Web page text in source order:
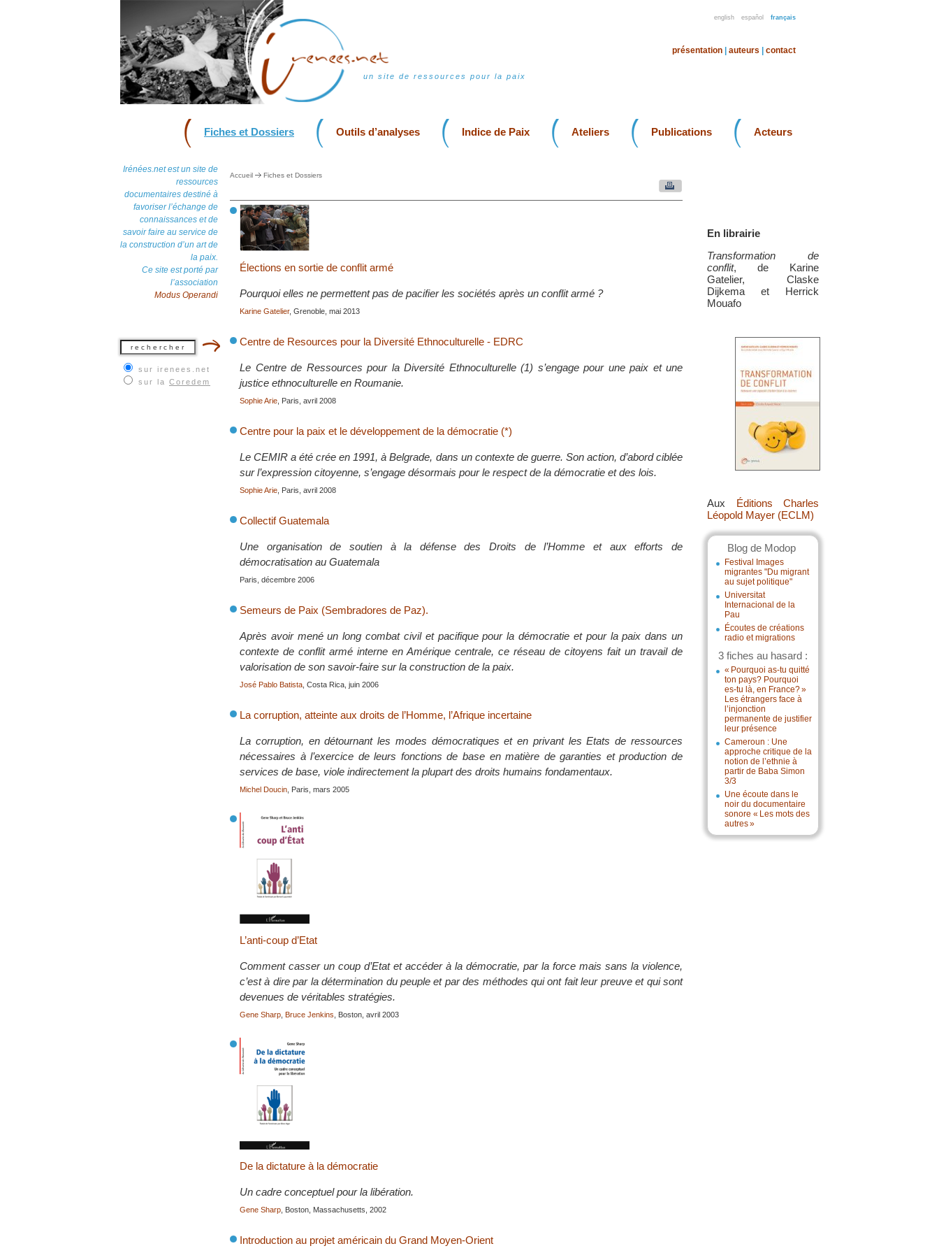
english español français
un site de ressources pour la paix
présentation auteurs contact
Fiches et Dossiers Outils d’analyses Indice de Paix Ateliers Publications Acteurs
Irénées.net est un site de
ressources
documentaires destiné à
favoriser l’échange de
connaissances et de
savoir faire au service de
la construction d’un art de
la paix.
Ce site est porté par
l’association
Modus Operandi
sur irenees.net
sur la Coredem
En librairie
Transformation de
conflit, de Karine
Gatelier, Claske
Dijkema et Herrick
Mouafo
Aux Éditions Charles
Léopold Mayer (ECLM)
Blog de Modop
Festival Images
migrantes "Du migrant
au sujet politique"
Universitat
Internacional de la
Pau
Écoutes de créations
radio et migrations
3 fiches au hasard :
« Pourquoi as-tu quitté
ton pays? Pourquoi
es-tu là, en France? »
Les étrangers face à
l’injonction
permanente de justifier
leur présence
Cameroun : Une
approche critique de la
notion de l’ethnie à
partir de Baba Simon
3/3
Une écoute dans le
noir du documentaire
sonore « Les mots des
autres »
Accueil Fiches et Dossiers
Élections en sortie de conflit armé
Pourquoi elles ne permettent pas de pacifier les sociétés après un conflit armé ?
Karine Gatelier, Grenoble, mai 2013
Centre de Resources pour la Diversité Ethnoculturelle - EDRC
Le Centre de Ressources pour la Diversité Ethnoculturelle (1) s’engage pour une paix et une
justice ethnoculturelle en Roumanie.
Sophie Arie , Paris, avril 2008
Centre pour la paix et le développement de la démocratie (*)
Le CEMIR a été crée en 1991, à Belgrade, dans un contexte de guerre. Son action, d’abord ciblée
sur l’expression citoyenne, s’engage désormais pour le respect de la démocratie et des lois.
Sophie Arie , Paris, avril 2008
Collectif Guatemala
Une organisation de soutien à la défense des Droits de l’Homme et aux efforts de
démocratisation au Guatemala
Paris, décembre 2006
Semeurs de Paix (Sembradores de Paz).
Après avoir mené un long combat civil et pacifique pour la démocratie et pour la paix dans un
contexte de conflit armé interne en Amérique centrale, ce réseau de citoyens fait un travail de
valorisation de son savoir-faire sur la construction de la paix.
José Pablo Batista , Costa Rica, juin 2006
La corruption, atteinte aux droits de l’Homme, l’Afrique incertaine
La corruption, en détournant les modes démocratiques et en privant les Etats de ressources
nécessaires à l’exercice de leurs fonctions de base en matière de garanties et production de
services de base, viole indirectement la plupart des droits humains fondamentaux.
Michel Doucin , Paris, mars 2005
L’anti-coup d’Etat
Comment casser un coup d’Etat et accéder à la démocratie, par la force mais sans la violence,
c’est à dire par la détermination du peuple et par des méthodes qui ont fait leur preuve et qui sont
devenues de véritables stratégies.
Gene Sharp Bruce Jenkins , Boston, avril 2003
De la dictature à la démocratie
Un cadre conceptuel pour la libération.
Gene Sharp , Boston, Massachusetts, 2002
Introduction au projet américain du Grand Moyen-Orient